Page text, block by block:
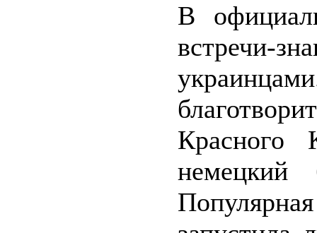
В
встречи-
Красного
немецкий